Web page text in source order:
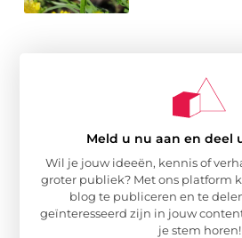
Meld u nu aan en deel
Wil je jouw ideeën, kennis of
groter publiek? Met ons platform
blog te publiceren en te
geïnteresseerd zijn in jouw
je stem horen!